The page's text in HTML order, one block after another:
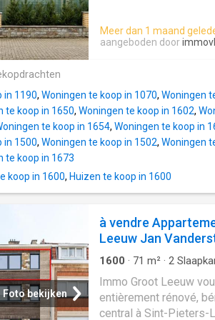
avec salle d'eau
meuble avec double
et 2 chambres de
caves de 16,8m² et
toutes les
maison dispose d'un
buanderie, de toilettes
Au premier étage,
grand hall de nuit qui
chambres
bains et dressing. On y
deuxième salle de
grenier de rangement
maison dispose d'un
Plusieurs places de
Meer dan 1 maand
aangeboden door
in 1190, Woningen te koop in 1070, Woningen
te koop in 1650, Woningen te koop in 1602,
te koop in 1654, Woningen te koop in
in 1500, Woningen te koop in 1502, Woningen
te koop in 1673
koop in 1600, Huizen te koop in 1600
Foto bekijken
à vendre
Leeuw Jan
1600 · 71 m² · 2
Immo Groot Leeuw
entièrement rénové,
central à Sint-Pieters-